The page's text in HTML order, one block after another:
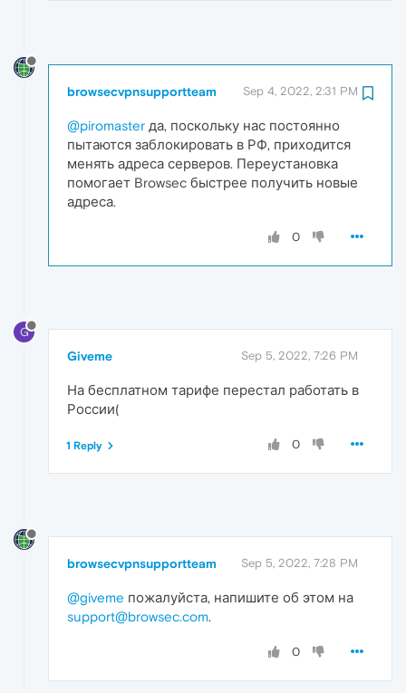
browsecvpnsupportteam Sep 4, 2022, 2:31 PM
@piromaster да, поскольку нас постоянно
пытаются заблокировать в РФ, приходится
менять адреса серверов. Переустановка
помогает Browsec быстрее получить новые
адреса.
0
G
Giveme Sep 5, 2022, 7:26 PM
На бесплатном тарифе перестал работать в
России(
0
1 Reply
browsecvpnsupportteam Sep 5, 2022, 7:28 PM
@giveme пожалуйста, напишите об этом на
support@browsec.com.
0